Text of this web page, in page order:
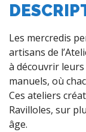
Les mercredis
artisans de
à découvrir
manuels, où
Ces ateliers
Ravilloles, sur
âge.